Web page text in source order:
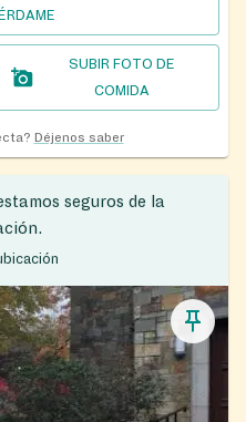
SUBIR FOTO DE
COMIDA
Déjenos saber
seguros de la